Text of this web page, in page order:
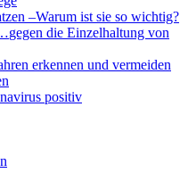
–Warum ist sie so wichtig?
gegen die Einzelhaltung von
erkennen und vermeiden
positiv